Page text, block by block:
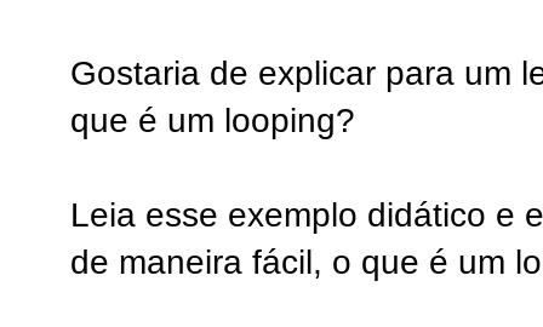
Gostaria de explicar para um
que é um looping?
Leia esse exemplo didático e
de maneira fácil, o que é um